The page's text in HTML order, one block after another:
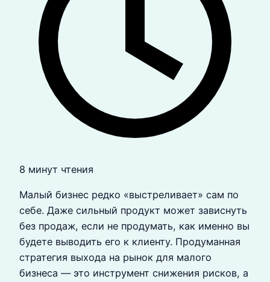
8 минут чтения
Малый бизнес редко «выстреливает» сам по
себе. Даже сильный продукт может зависнуть
без продаж, если не продумать, как именно вы
будете выводить его к клиенту. Продуманная
стратегия выхода на рынок для малого
бизнеса — это инструмент снижения рисков, а